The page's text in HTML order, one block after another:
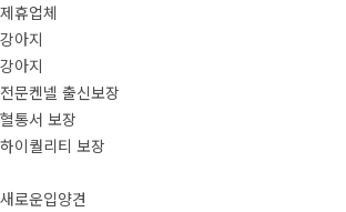
제휴업체
강아지
강아지
전문켄넬 출신보장
혈통서 보장
하이퀄리티 보장
새로운입양견